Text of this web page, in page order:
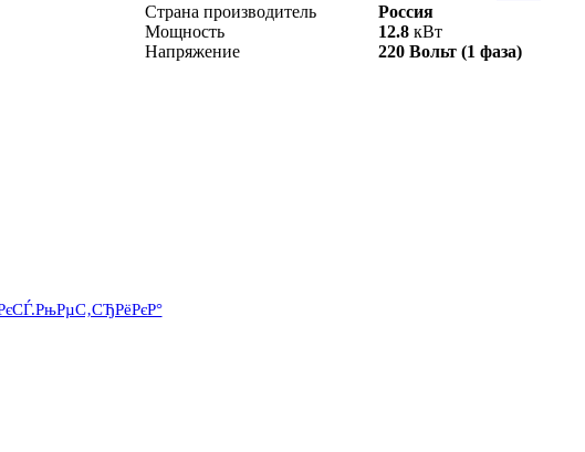
Страна производитель
Россия
Мощность
12.8 кВт
Напряжение
220 Вольт (1 фаза)